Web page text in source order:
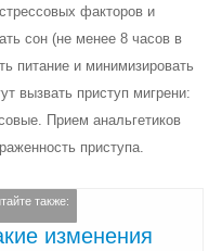
факторов и
сон (не менее 8 часов в
питание и минимизировать
вызвать приступ мигрени:
Прием анальгетиков
приступа.
также:
изменения